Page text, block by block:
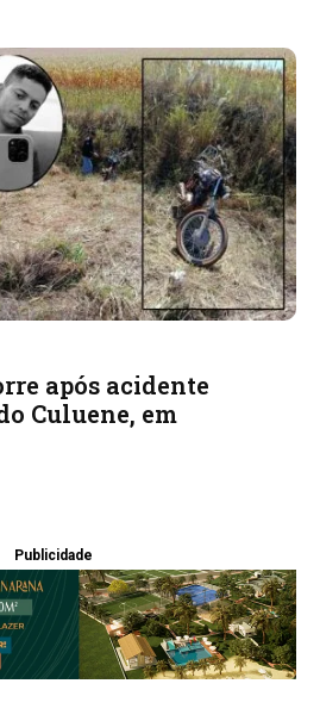
após acidente
Culuene, em
Publicidade